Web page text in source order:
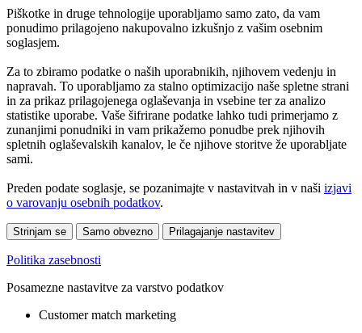
Piškotke in druge tehnologije uporabljamo samo zato, da vam
ponudimo prilagojeno nakupovalno izkušnjo z vašim osebnim
soglasjem.
Za to zbiramo podatke o naših uporabnikih, njihovem vedenju in
napravah. To uporabljamo za stalno optimizacijo naše spletne strani
in za prikaz prilagojenega oglaševanja in vsebine ter za analizo
statistike uporabe. Vaše šifrirane podatke lahko tudi primerjamo z
zunanjimi ponudniki in vam prikažemo ponudbe prek njihovih
spletnih oglaševalskih kanalov, le če njihove storitve že uporabljate
sami.
Preden podate soglasje, se pozanimajte v nastavitvah in v naši izjavi
o varovanju osebnih podatkov.
Strinjam se Samo obvezno Prilagajanje nastavitev
Politika zasebnosti
Posamezne nastavitve za varstvo podatkov
Customer match marketing